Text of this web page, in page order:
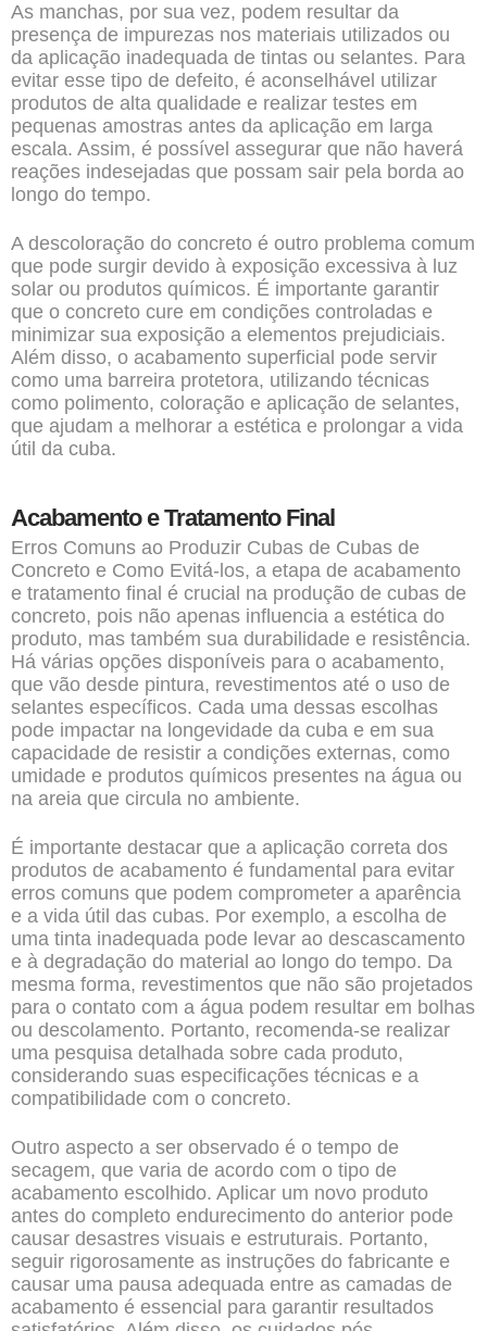
As manchas, por sua vez, podem resultar da
presença de impurezas nos materiais utilizados ou
da aplicação inadequada de tintas ou selantes. Para
evitar esse tipo de defeito, é aconselhável utilizar
produtos de alta qualidade e realizar testes em
pequenas amostras antes da aplicação em larga
escala. Assim, é possível assegurar que não haverá
reações indesejadas que possam sair pela borda ao
longo do tempo.
A descoloração do concreto é outro problema comum
que pode surgir devido à exposição excessiva à luz
solar ou produtos químicos. É importante garantir
que o concreto cure em condições controladas e
minimizar sua exposição a elementos prejudiciais.
Além disso, o acabamento superficial pode servir
como uma barreira protetora, utilizando técnicas
como polimento, coloração e aplicação de selantes,
que ajudam a melhorar a estética e prolongar a vida
útil da cuba.
Acabamento e Tratamento Final
Erros Comuns ao Produzir Cubas de Cubas de
Concreto e Como Evitá-los, a etapa de acabamento
e tratamento final é crucial na produção de cubas de
concreto, pois não apenas influencia a estética do
produto, mas também sua durabilidade e resistência.
Há várias opções disponíveis para o acabamento,
que vão desde pintura, revestimentos até o uso de
selantes específicos. Cada uma dessas escolhas
pode impactar na longevidade da cuba e em sua
capacidade de resistir a condições externas, como
umidade e produtos químicos presentes na água ou
na areia que circula no ambiente.
É importante destacar que a aplicação correta dos
produtos de acabamento é fundamental para evitar
erros comuns que podem comprometer a aparência
e a vida útil das cubas. Por exemplo, a escolha de
uma tinta inadequada pode levar ao descascamento
e à degradação do material ao longo do tempo. Da
mesma forma, revestimentos que não são projetados
para o contato com a água podem resultar em bolhas
ou descolamento. Portanto, recomenda-se realizar
uma pesquisa detalhada sobre cada produto,
considerando suas especificações técnicas e a
compatibilidade com o concreto.
Outro aspecto a ser observado é o tempo de
secagem, que varia de acordo com o tipo de
acabamento escolhido. Aplicar um novo produto
antes do completo endurecimento do anterior pode
causar desastres visuais e estruturais. Portanto,
seguir rigorosamente as instruções do fabricante e
causar uma pausa adequada entre as camadas de
acabamento é essencial para garantir resultados